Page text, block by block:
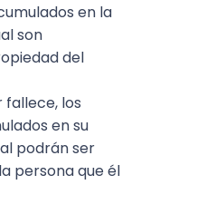
en la
son
del
fallece, los
en su
podrán ser
persona que él